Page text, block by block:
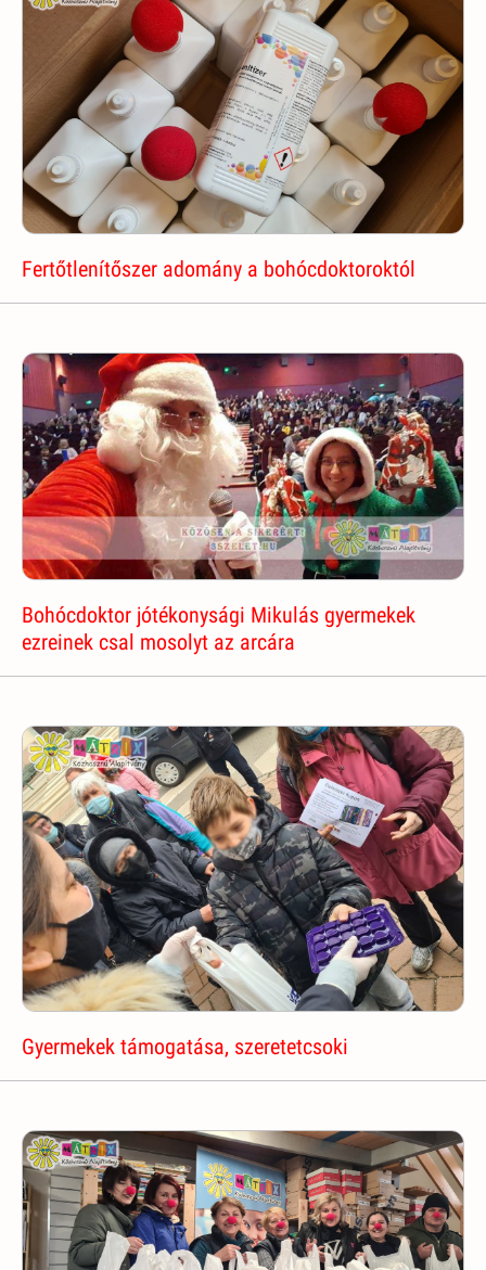
Fertőtlenítőszer adomány a bohócdoktoroktól
Bohócdoktor jótékonysági Mikulás gyermekek
ezreinek csal mosolyt az arcára
Gyermekek támogatása, szeretetcsoki